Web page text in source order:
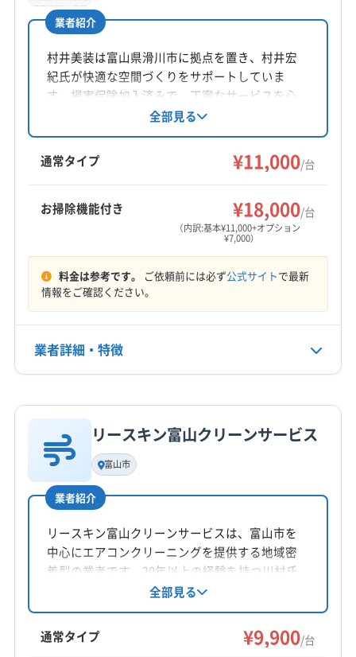
所在地
富山県高岡市二上町422
対応地域
高岡市 黒部市
砺波市
南砺市 氷見市 富山市
下新川郡朝日町
下新川郡入善町
中新川郡上市町
(石川県) 羽咋郡宝達志水町
(石川県) 羽咋市
(石川県) 河北郡内灘町
(石川県) 鹿島郡中能登町 (石川県) 七尾市
定休日
不定休
0766-25-2264
業者紹介
村井美装は富山県滑川市に拠点を置き、村井宏
紀氏が快適な空間づくりをサポートしていま
す。損害保険加入済みで、丁寧なサービスを心
がけています。エアコンクリーニングは1台
11,000円から。お掃除機能付きエアコンや室外機
洗浄などのオプションも用意されています。魚
津市や富山市など幅広いエリアに対応していま
全部見る
通常タイプ ¥11,000/台
お掃除機能付き ¥18,000/台
（内訳:基本¥11,000+オプション
¥7,000）
料金は参考です。 ご依頼前には必ず公式サイトで最新
情報をご確認ください。
業者詳細・特徴
基本情報
代表者名
村井宏紀
所在地
富山県滑川市常盤町1116
対応地域
黒部市 富山市
下新川郡入善町
中新川郡舟橋村
中新川郡上市町
中新川郡立山町
リースキン富山クリーンサービス
富山市
業者紹介
リースキン富山クリーンサービスは、富山市を
中心にエアコンクリーニングを提供する地域密
着型の業者です。20年以上の経験を持つ川村氏
が、家庭用・業務用エアコンに対応し、丁寧な
作業と接客で安心と感動を提供しています。土
日祝日も対応可能で、防カビ・抗菌コーティン
グも提供しています。
全部見る
通常タイプ ¥9,900/台